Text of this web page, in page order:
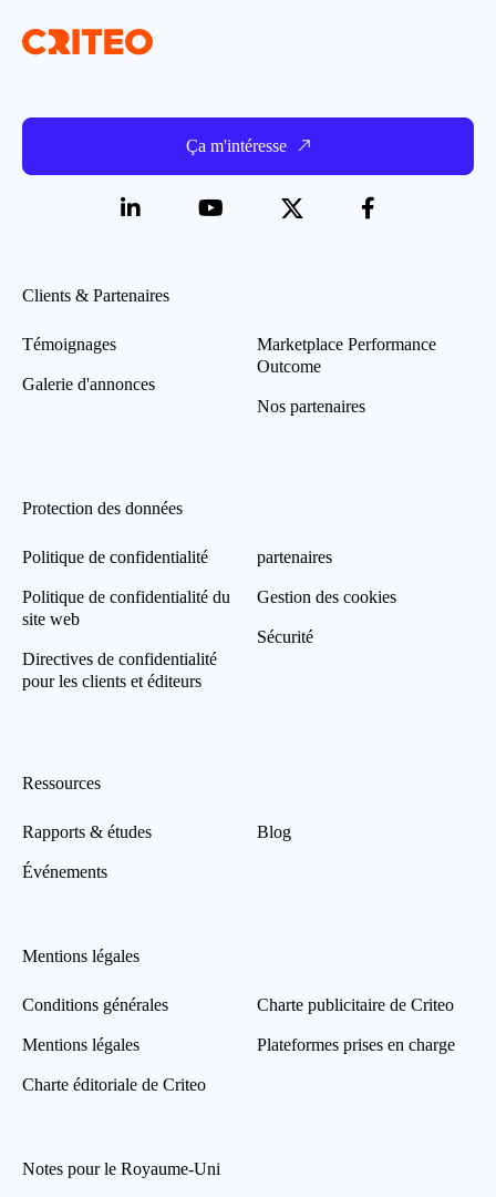
Ça m'intéresse
Clients & Partenaires
Témoignages
Galerie d'annonces
Marketplace Performance
Outcome
Nos partenaires
Protection des données
Politique de confidentialité
Politique de confidentialité du
site web
Directives de confidentialité
pour les clients et éditeurs
partenaires
Gestion des cookies
Sécurité
Ressources
Rapports & études
Événements
Blog
Mentions légales
Conditions générales
Mentions légales
Charte éditoriale de Criteo
Charte publicitaire de Criteo
Plateformes prises en charge
Notes pour le Royaume-Uni